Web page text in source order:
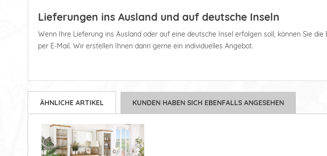
Lieferungen ins Ausland und auf deutsche Inseln
Wenn Ihre Lieferung ins Ausland oder auf eine deutsche Insel erfolgen soll, können Sie
per E-Mail. Wir erstellen Ihnen dann gerne ein individuelles Angebot.
ÄHNLICHE ARTIKEL KUNDEN HABEN SICH EBENFALLS ANGESEHEN